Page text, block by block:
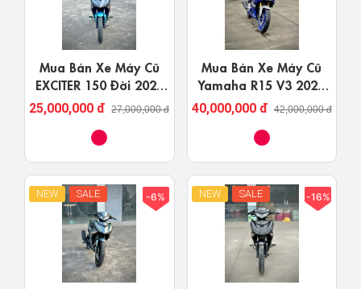
Mua Bán Xe Máy Cũ
EXCITER 150 Đời 2021
Tại Nghệ An
25,000,000 đ 27,000,000 đ
Mua Bán Xe Máy Cũ
Yamaha R15 V3 2024
Nghệ An Giá Rẻ
40,000,000 đ 42,000,000 đ
NEW SALE -6% NEW SALE -16%